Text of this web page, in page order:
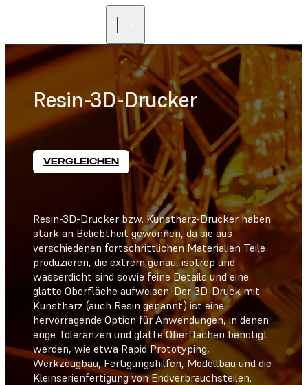
Resin-3D-Drucker
VERGLEICHEN
Resin-3D-Drucker bzw. Kunstharz-Drucker haben
stark an Beliebtheit gewonnen, da sie aus
verschiedenen fortschrittlichen Materialien Teile
produzieren, die extrem genau, isotrop und
wasserdicht sind sowie feine Details und eine
glatte Oberfläche aufweisen. Der 3D-Druck mit
Kunstharz (auch Resin genannt) ist eine
hervorragende Option für Anwendungen, in denen
enge Toleranzen und glatte Oberflächen benötigt
werden, wie etwa Rapid Prototyping,
Werkzeugbau, Fertigungshilfen, Modellbau und die
Kleinserienfertigung von Endverbrauchsteilen.